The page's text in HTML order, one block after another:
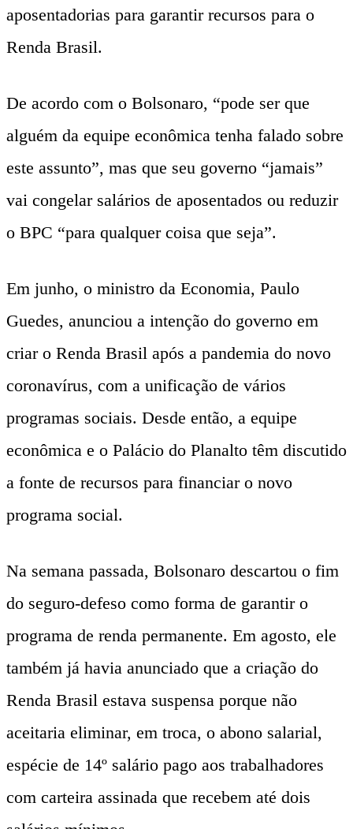
aposentadorias para garantir recursos para o
Renda Brasil.
De acordo com o Bolsonaro, “pode ser que
alguém da equipe econômica tenha falado sobre
este assunto”, mas que seu governo “jamais”
vai congelar salários de aposentados ou reduzir
o BPC “para qualquer coisa que seja”.
Em junho, o ministro da Economia, Paulo
Guedes, anunciou a intenção do governo em
criar o Renda Brasil após a pandemia do novo
coronavírus, com a unificação de vários
programas sociais. Desde então, a equipe
econômica e o Palácio do Planalto têm discutido
a fonte de recursos para financiar o novo
programa social.
Na semana passada, Bolsonaro descartou o fim
do seguro-defeso como forma de garantir o
programa de renda permanente. Em agosto, ele
também já havia anunciado que a criação do
Renda Brasil estava suspensa porque não
aceitaria eliminar, em troca, o abono salarial,
espécie de 14º salário pago aos trabalhadores
com carteira assinada que recebem até dois